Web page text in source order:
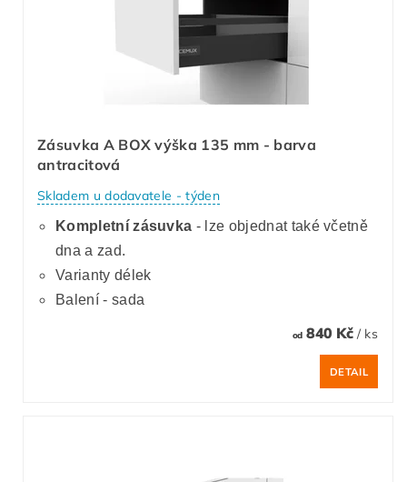
Zásuvka A BOX výška 135 mm - barva
antracitová
Skladem u dodavatele - týden
Kompletní zásuvka - lze objednat také včetně
dna a zad.
Varianty délek
Balení - sada
od840 Kč / ks
DETAIL